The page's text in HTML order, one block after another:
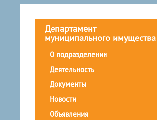
Департамент
муниципального имущества
О подразделении
Деятельность
Документы
Новости
Объявления